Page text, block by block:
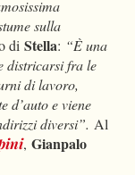
sulla
di Stella: “È una
districarsi fra le
di lavoro,
d’auto e viene
diversi”. Al
, Gianpalo